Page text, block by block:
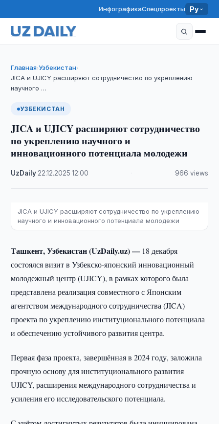
ИнфографикаСпецпроекты Ру
Главная›Узбекистан›
JICA и UJICY расширяют сотрудничество по укреплению
научного …
УЗБЕКИСТАН
JICA и UJICY расширяют сотрудничество
по укреплению научного и
инновационного потенциала молодежи
UzDaily 22.12.2025 ·12:00 966 views
JICA и UJICY расширяют сотрудничество по укреплению
научного и инновационного потенциала молодежи
Ташкент, Узбекистан (UzDaily.uz) — 18 декабря
состоялся визит в Узбекско-японский инновационный
молодежный центр (UJICY), в рамках которого была
представлена реализация совместного с Японским
агентством международного сотрудничества (JICA)
проекта по укреплению институционального потенциала
и обеспечению устойчивого развития центра.
Первая фаза проекта, завершённая в 2024 году, заложила
прочную основу для институционального развития
UJICY, расширения международного сотрудничества и
усиления его исследовательского потенциала.